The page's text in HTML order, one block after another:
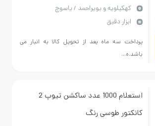
و بويراحمد / یاسوج
دقیق
ماه بعد از تحویل کالا به انبار می
استعلام 1000 عدد ساکشن تیوپ 2
طوسی رنگ